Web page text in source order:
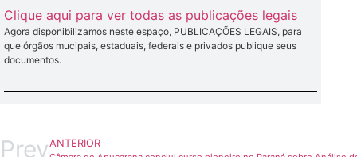
Clique aqui para ver todas as publicações legais
Agora disponibilizamos neste espaço, PUBLICAÇÕES LEGAIS, para
que órgãos mucipais, estaduais, federais e privados publique seus
documentos.
PrevANTERIOR